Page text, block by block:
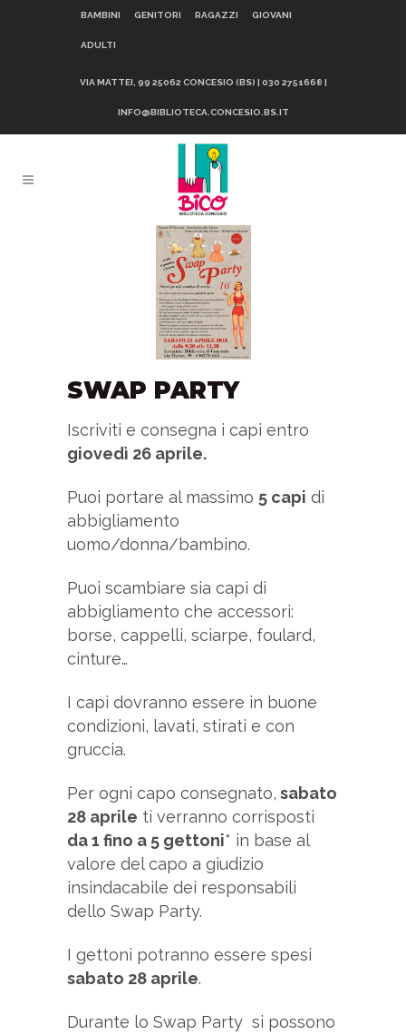
BAMBINI GENITORI RAGAZZI GIOVANI
ADULTI
VIA MATTEI, 99 25062 CONCESIO (BS) | 030 2751668 |
INFO@BIBLIOTECA.CONCESIO.BS.IT
SWAP PARTY
Iscriviti e consegna i capi entro
giovedì 26 aprile.
Puoi portare al massimo 5 capi di
abbigliamento
uomo/donna/bambino.
Puoi scambiare sia capi di
abbigliamento che accessori:
borse, cappelli, sciarpe, foulard,
cinture…
I capi dovranno essere in buone
condizioni, lavati, stirati e con
gruccia.
Per ogni capo consegnato, sabato
28 aprile ti verranno corrisposti
da 1 fino a 5 gettoni* in base al
valore del capo a giudizio
insindacabile dei responsabili
dello Swap Party.
I gettoni potranno essere spesi
sabato 28 aprile.
Durante lo Swap Party si possono